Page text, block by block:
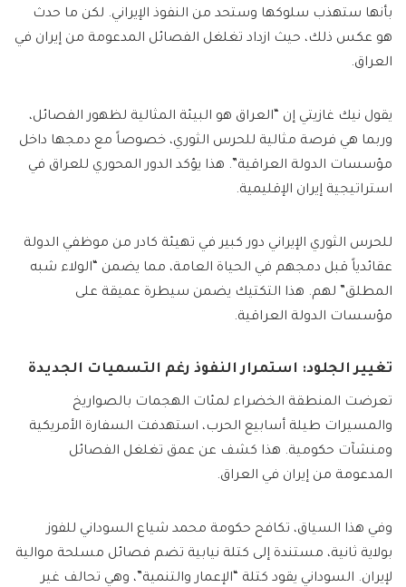
بأنها ستهذب سلوكها وستحد من النفوذ الإيراني. لكن ما حدث
هو عكس ذلك، حيث ازداد تغلغل الفصائل المدعومة من إيران في
العراق.
يقول نيك غازيتي إن “العراق هو البيئة المثالية لظهور الفصائل،
وربما هي فرصة مثالية للحرس الثوري، خصوصاً مع دمجها داخل
مؤسسات الدولة العراقية”. هذا يؤكد الدور المحوري للعراق في
استراتيجية إيران الإقليمية.
للحرس الثوري الإيراني دور كبير في تهيئة كادر من موظفي الدولة
عقائدياً قبل دمجهم في الحياة العامة، مما يضمن “الولاء شبه
المطلق” لهم. هذا التكتيك يضمن سيطرة عميقة على
مؤسسات الدولة العراقية.
تغيير الجلود: استمرار النفوذ رغم التسميات الجديدة
تعرضت المنطقة الخضراء لمئات الهجمات بالصواريخ
والمسيرات طيلة أسابيع الحرب، استهدفت السفارة الأمريكية
ومنشآت حكومية. هذا كشف عن عمق تغلغل الفصائل
المدعومة من إيران في العراق.
وفي هذا السياق، تكافح حكومة محمد شياع السوداني للفوز
بولاية ثانية، مستندة إلى كتلة نيابية تضم فصائل مسلحة موالية
لإيران. السوداني يقود كتلة “الإعمار والتنمية”، وهي تحالف غير